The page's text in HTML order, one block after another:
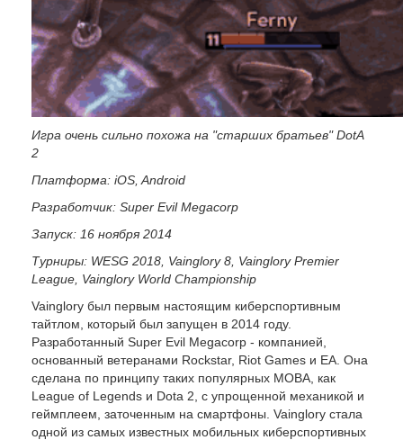
Игра очень сильно похожа на "старших братьев" DotA
2
Платформа: iOS, Android
Разработчик: Super Evil Megacorp
Запуск: 16 ноября 2014
Турниры: WESG 2018, Vainglory 8, Vainglory Premier
League, Vainglory World Championship
Vainglory был первым настоящим киберспортивным
тайтлом, который был запущен в 2014 году.
Разработанный Super Evil Megacorp - компанией,
основанный ветеранами Rockstar, Riot Games и EA. Она
сделана по принципу таких популярных MOBA, как
League of Legends и Dota 2, с упрощенной механикой и
геймплеем, заточенным на смартфоны. Vainglory стала
одной из самых известных мобильных киберспортивных